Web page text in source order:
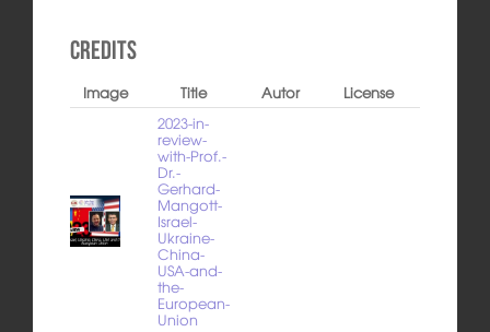
Credits
Image Title Autor
License
2023-in-
review-
with-Prof.-
Dr.-
Gerhard-
Mangott-
Israel-
Ukraine-
China-
USA-and-
the-
European-
Union